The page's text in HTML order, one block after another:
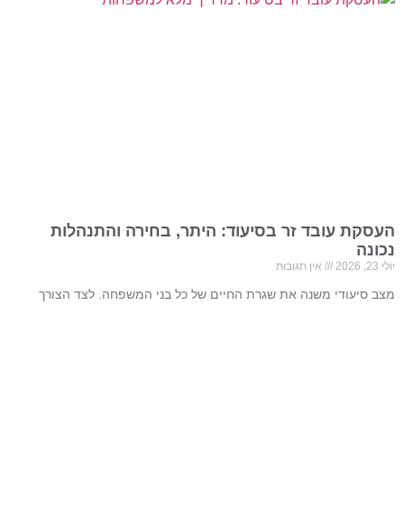
העסקת עובד זר בסיעוד: היתר, בחירה והתנהלות
נכונה
יולי 23, 2026 אין תגובות
מצב סיעודי משנה את שגרת החיים של כל בני המשפחה. לצד הצורך